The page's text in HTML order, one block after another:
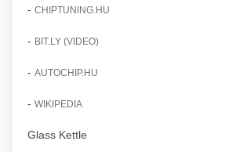
- CHIPTUNING.HU
- BIT.LY (VIDEO)
- AUTOCHIP.HU
- WIKIPEDIA
Glass Kettle